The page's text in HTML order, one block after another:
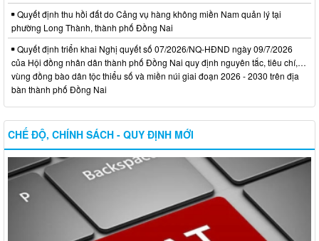
Quyết định thu hồi đất do Cảng vụ hàng không miền Nam quản lý tại
phường Long Thành, thành phố Đồng Nai
Quyết định triển khai Nghị quyết số 07/2026/NQ-HĐND ngày 09/7/2026
của Hội đồng nhân dân thành phố Đồng Nai quy định nguyên tắc, tiêu chí,…
vùng đồng bào dân tộc thiểu số và miền núi giai đoạn 2026 - 2030 trên địa
bàn thành phố Đồng Nai
CHẾ ĐỘ, CHÍNH SÁCH - QUY ĐỊNH MỚI